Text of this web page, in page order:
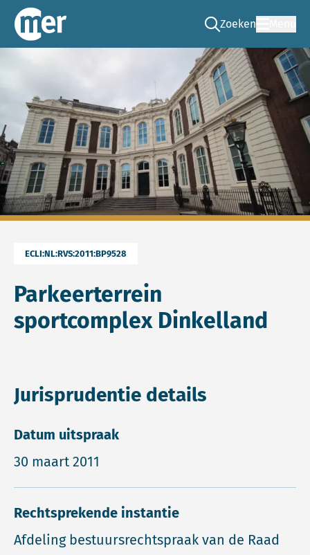
Commissie mer
Zoeken
Ga naar de zoek
ECLI:NL:RVS:2011:BP9528
Parkeerterrein
sportcomplex Dinkelland
Jurisprudentie details
Datum uitspraak
30 maart 2011
Rechtsprekende instantie
Afdeling bestuursrechtspraak van de Raad